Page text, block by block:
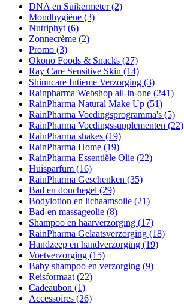
DNA en Suikermeter(2)
Mondhygiëne (3)
Nutriphyt (6)
Zonnecrème (2)
Promo (3)
Okono Foods & Snacks (27)
Ray Care Sensitive Skin (14)
Shinncare Intieme Verzorging (3)
Rainpharma Webshop all-in-one (241)
RainPharma Natural Make Up (51)
RainPharma Voedingsprogramma's (5)
RainPharma Voedingssupplementen (22)
RainPharma shakes (19)
RainPharma Home (19)
RainPharma Essentiële Olie (22)
Huisparfum (16)
RainPharma Geschenken (35)
Bad en douchegel (29)
Bodylotion en lichaamsolie (21)
Bad-en massageolie (8)
Shampoo en haarverzorging (17)
RainPharma Gelaatsverzorging (18)
Handzeep en handverzorging (19)
Voetverzorging (15)
Baby shampoo en verzorging (9)
Reisformaat (22)
Cadeaubon (1)
Accessoires (26)